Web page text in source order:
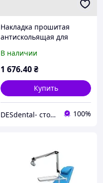
Накладка прошитая
антискольящая для
кресла пациента
В наличии
1 676.40₴
Купить
DESdental- стоматологическое оборудования 100%